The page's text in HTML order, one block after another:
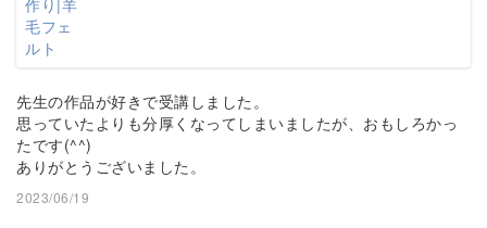
先生の作品が好きで受講しました。
思っていたよりも分厚くなってしまいましたが、おもしろかっ
たです(^^)
ありがとうございました。
2023/06/19